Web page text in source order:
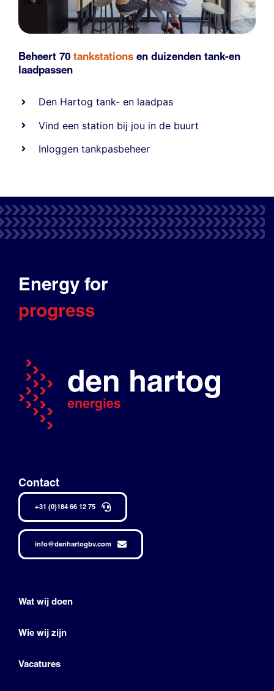
Beheert 70 tankstations en duizenden tank-en
laadpassen
Den Hartog tank- en laadpas
Vind een station bij jou in de buurt
Inloggen tankpasbeheer
Energy for
progress
Contact
+31 (0)184 66 12 75
info@denhartogbv.com
Wat wij doen
Wie wij zijn
Vacatures